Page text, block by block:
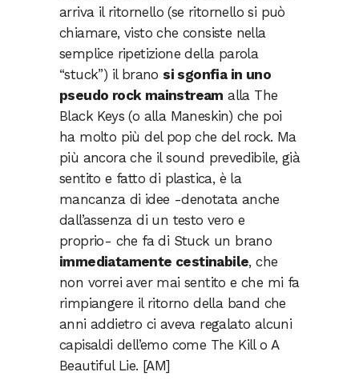
arriva il ritornello (se ritornello si può
chiamare, visto che consiste nella
semplice ripetizione della parola
“stuck”) il brano si sgonfia in uno
pseudo rock mainstream alla The
Black Keys (o alla Maneskin) che poi
ha molto più del pop che del rock. Ma
più ancora che il sound prevedibile, già
sentito e fatto di plastica, è la
mancanza di idee -denotata anche
dall’assenza di un testo vero e
proprio- che fa di Stuck un brano
immediatamente cestinabile, che
non vorrei aver mai sentito e che mi fa
rimpiangere il ritorno della band che
anni addietro ci aveva regalato alcuni
capisaldi dell’emo come The Kill o A
Beautiful Lie. [AM]